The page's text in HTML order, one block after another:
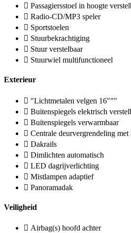
Passagiersstoel in hoogte
Radio-CD/MP3 speler
Sportstoelen
Stuurbekrachtiging
Stuur verstelbaar
Stuurwiel multifunctioneel
Exterieur
"Lichtmetalen velgen 16"""
Buitenspiegels elektrisch
Buitenspiegels verwarmbaar
Centrale deurvergrendeling met
Dakrails
Dimlichten automatisch
LED dagrijverlichting
Mistlampen adaptief
Panoramadak
Veiligheid
Airbag(s) hoofd achter